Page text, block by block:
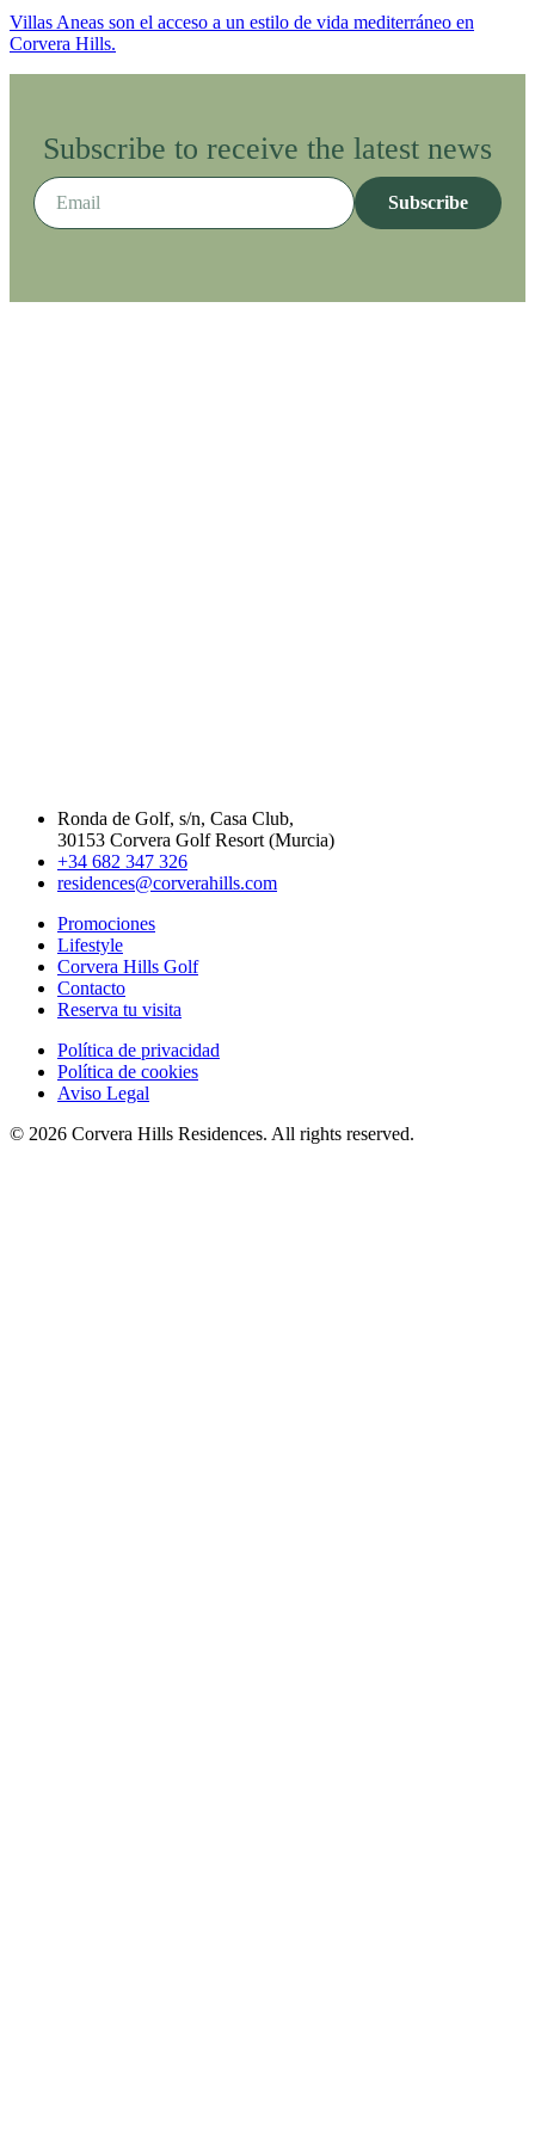
Villas Aneas son el acceso a un estilo de vida mediterráneo en
Corvera Hills.
Subscribe to receive the latest news
Subscribe
Ronda de Golf, s/n, Casa Club,
30153 Corvera Golf Resort (Murcia)
+34 682 347 326
residences@corverahills.com
Promociones
Lifestyle
Corvera Hills Golf
Contacto
Reserva tu visita
Política de privacidad
Política de cookies
Aviso Legal
© 2026 Corvera Hills Residences. All rights reserved.